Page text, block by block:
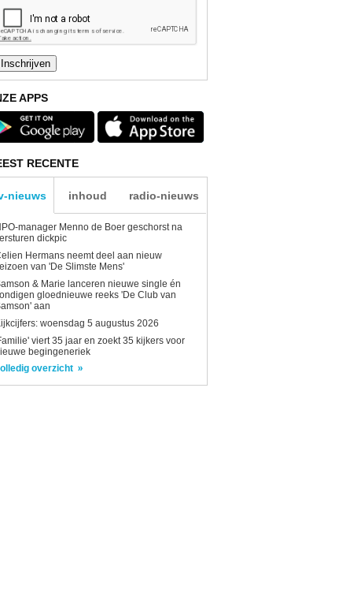
APPS
RECENTE
nieuws inhoud radio-nieuws
manager Menno de Boer geschorst na
dickpic
Hermans neemt deel aan nieuw
van 'De Slimste Mens'
& Marie lanceren nieuwe single én
gloednieuwe reeks 'De Club van
aan
woensdag 5 augustus 2026
viert 35 jaar en zoekt 35 kijkers voor
begingeneriek
overzicht